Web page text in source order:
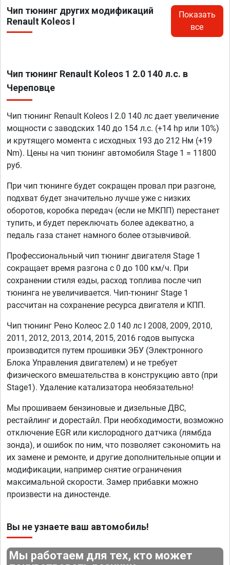
Чип тюнинг других модификаций
Renault Koleos I
Показать
все
Чип тюнинг Renault Koleos 1 2.0 140 л.с. в
Череповце
Чип тюнинг Renault Koleos I 2.0 140 лс дает увеличение
мощности с заводских 140 до 154 л.с. (+14 hp или 10%)
и крутящего момента с исходных 193 до 212 Нм (+19
Nm). Цены на чип тюнинг автомобиля Stage 1 = 11800
руб.
При чип тюнинге будет сокращен провал при разгоне,
подхват будет значительно лучше уже с низких
оборотов, коробка передач (если не МКПП) перестанет
тупить, и будет переключать более адекватно, а
педаль газа станет намного более отзывчивой.
Профессиональный чип тюнинг двигателя Stage 1
сокращает время разгона с 0 до 100 км/ч. При
сохранении стиля езды, расход топлива после чип
тюнинга не увеличивается. Чип-тюнинг Stage 1
рассчитан на сохранение ресурса двигателя и КПП.
Чип тюнинг Рено Колеос 2.0 140 лс I 2008, 2009, 2010,
2011, 2012, 2013, 2014, 2015, 2016 годов выпуска
производится путем прошивки ЭБУ (Электронного
Блока Управления двигателем) и не требует
физического вмешательства в конструкцию авто (при
Stage1). Удаление катализатора необязательно!
Мы прошиваем бензиновые и дизельные ДВС,
рестайлинг и дорестайл. При необходимости, возможно
отключение EGR или кислородного датчика (лямбда
зонда), и ошибок по ним, что позволяет сэкономить на
их замене и ремонте, и другие дополнительные опции и
модификации, например снятие ограничения
максимальной скорости. Замер прибавки можно
произвести на диностенде.
Вы не узнаете ваш автомобиль!
Мы работаем для тех, кто может